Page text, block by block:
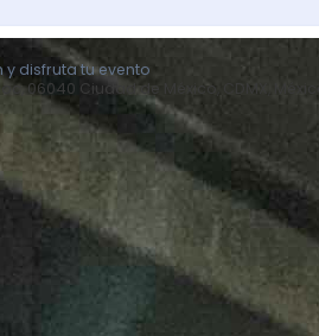
disfruta tu evento
06040 Ciudad de México, CDMX, México